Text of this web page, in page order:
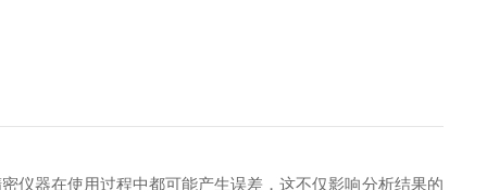
器在使用过程中都可能产生误差，这不仅影响分析结果的